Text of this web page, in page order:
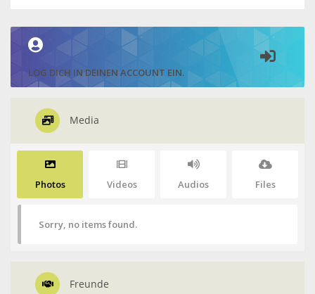
LOG DICH IN DEINEN ACCOUNT EIN.
Media
Photos Videos Audios Files
Sorry, no items found.
Freunde